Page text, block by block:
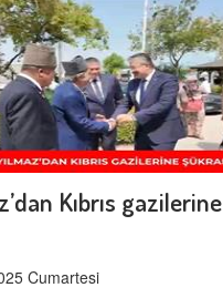
Kıbrıs gazilerine
Cumartesi